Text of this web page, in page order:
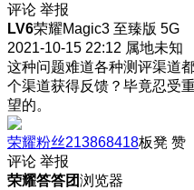
评论 举报
LV6荣耀Magic3 至臻版 5G
2021-10-15 22:12 属地未知
这种问题难道各种测评渠道
个渠道获得反馈？毕竟忍受
望的。
荣耀粉丝213868418板凳 赞
评论 举报
荣耀答答团浏览器